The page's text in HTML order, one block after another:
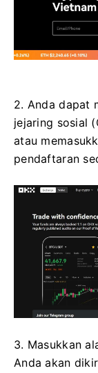
2. Anda dapat
jejaring sosial
atau
pendaftaran
3. Masukkan
Anda akan